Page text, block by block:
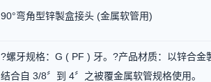
90°弯角型锌製盒接头 (金属软管用)
?螺牙规格：G ( PF ) 牙。?产品材质：以锌合
结合自 3/8〞到 4〞之被覆金属软管规格使用。